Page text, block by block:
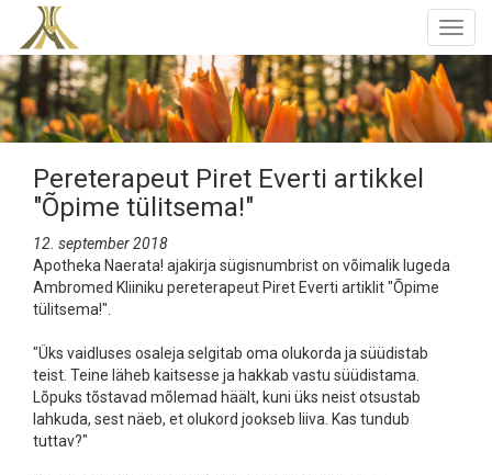
Pereterapeut Piret Everti artikkel
"Õpime tülitsema!"
12. september 2018
Apotheka Naerata! ajakirja sügisnumbrist on võimalik lugeda
Ambromed Kliiniku pereterapeut Piret Everti artiklit "Õpime
tülitsema!".
"Üks vaidluses osaleja selgitab oma olukorda ja süüdistab
teist. Teine läheb kaitsesse ja hakkab vastu süüdistama.
Lõpuks tõstavad mõlemad häält, kuni üks neist otsustab
lahkuda, sest näeb, et olukord jookseb liiva. Kas tundub
tuttav?"